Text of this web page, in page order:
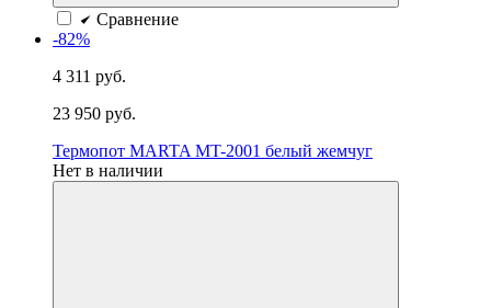
Сравнение
-82%
4 311 руб.
23 950 руб.
Термопот MARTA MT-2001 белый жемчуг
Нет в наличии